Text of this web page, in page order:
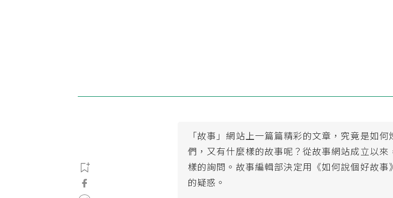
「故事」網站上一篇篇精彩的文章，究竟是如
們，又有什麼樣的故事呢？從故事網站成立以
樣的詢問。故事編輯部決定用《如何說個好故
的疑惑。